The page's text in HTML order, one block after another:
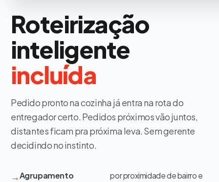
Roteirização
inteligente
incluída
Pedido pronto na cozinha já entra na rota do
entregador certo. Pedidos próximos vão juntos,
distantes ficam pra próxima leva. Sem gerente
decidindo no instinto.
Agrupamento
por proximidade de bairro e